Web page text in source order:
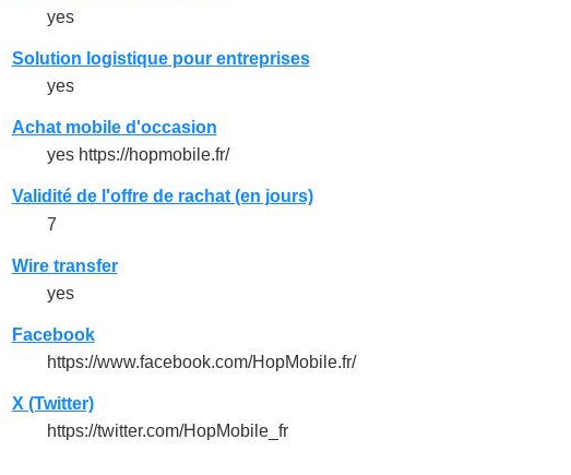
yes
Solution logistique pour entreprises
yes
Achat mobile d'occasion
yes https://hopmobile.fr/
Validité de l'offre de rachat (en jours)
7
Wire transfer
yes
Facebook
https://www.facebook.com/HopMobile.fr/
X (Twitter)
https://twitter.com/HopMobile_fr